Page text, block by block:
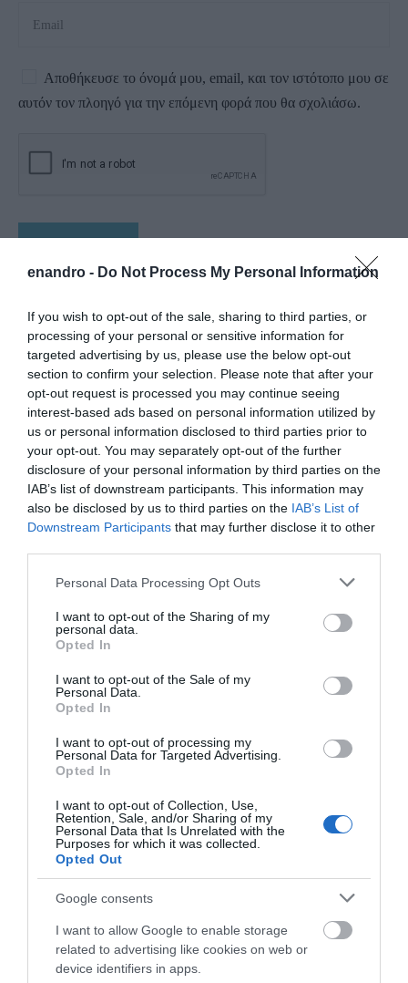
enandro - Do Not Process My Personal Information
If you wish to opt-out of the sale, sharing to third parties, or
processing of your personal or sensitive information for
targeted advertising by us, please use the below opt-out
section to confirm your selection. Please note that after your
opt-out request is processed you may continue seeing
interest-based ads based on personal information utilized by
us or personal information disclosed to third parties prior to
your opt-out. You may separately opt-out of the further
disclosure of your personal information by third parties on the
IAB’s list of downstream participants. This information may
also be disclosed by us to third parties on the IAB’s List of
Downstream Participants that may further disclose it to other
Please note that this website/app uses one or more Google
not limited to your visit or usage behaviour. You may click to
grant or deny consent to Google and its third-party tags to
use your data for below specified purposes in below Google
consent section.
Personal Data Processing Opt Outs
I want to opt-out of the Sharing of my
personal data.
Opted In
I want to opt-out of the Sale of my
Personal Data.
Opted In
I want to opt-out of processing my
Personal Data for Targeted Advertising.
Opted In
I want to opt-out of Collection, Use,
Retention, Sale, and/or Sharing of my
Personal Data that Is Unrelated with the
Purposes for which it was collected.
Opted Out
Google consents
I want to allow Google to enable storage
related to advertising like cookies on web or
device identifiers in apps.
Αποθήκευσε το όνομά μου, email, και τον ιστότοπο μου σε
αυτόν τον πλοηγό για την επόμενη φορά που θα σχολιάσω.